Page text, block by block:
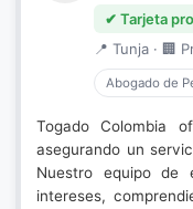
✔ Tarjeta
📍 Tunja · 🏢
Abogado de
Togado Colombia
asegurando un
Nuestro equipo de
intereses,